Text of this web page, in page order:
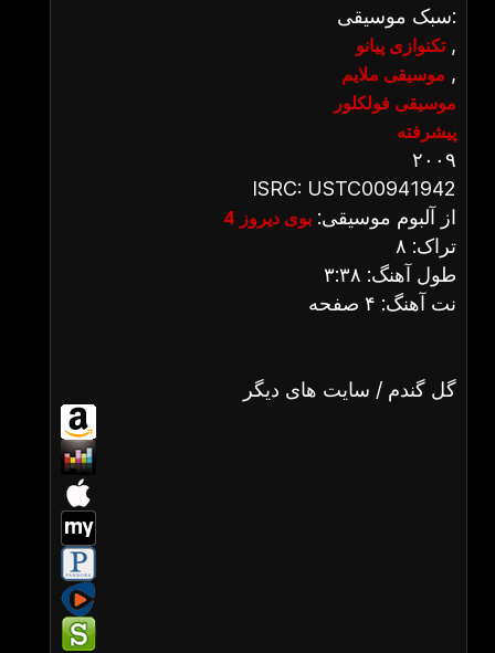
سبک موسیقی:
تکنوازی پیانو,
موسیقی ملایم ,
موسیقی فولکلور
پیشرفته
۲۰۰۹
ISRC: USTC00941942
از آلبوم موسیقی: بوی دیروز 4
تراک: ۸
طول آهنگ: ۳:۳۸
نت آهنگ: ۴ صفحه
گل گندم / سایت های دیگر